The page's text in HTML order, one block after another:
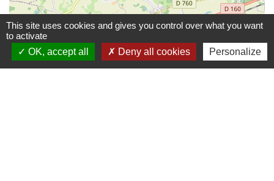
Leaflet
© OpenStreetMap
This site uses cookies and gives you control over what you want
to activate
OK, accept all
Deny all cookies Personalize